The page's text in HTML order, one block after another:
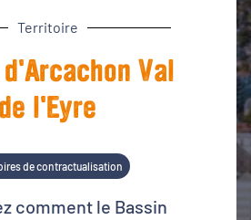
Territoire
Val
de l'Eyre
de contractualisation
comment le Bassin